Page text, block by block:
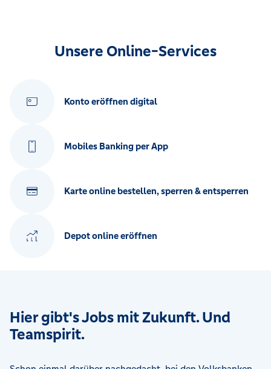
Unsere Online-Services
Konto eröffnen digital
Mobiles Banking per App
Karte online bestellen, sperren & entsperren
Depot online eröffnen
Hier gibt's Jobs mit Zukunft. Und
Teamspirit.